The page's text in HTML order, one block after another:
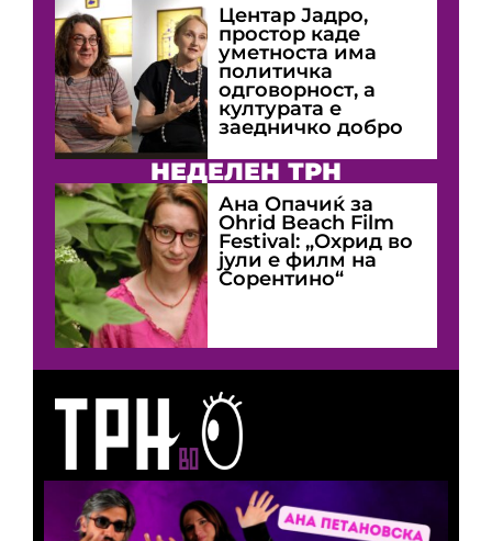
Центар Јадро,
простор каде
уметноста има
политичка
одговорност, а
културата е
заедничко добро
НЕДЕЛЕН ТРН
Ана Опачиќ за
Оhrid Beach Film
Festival: „Охрид во
јули е филм на
Сорентино“